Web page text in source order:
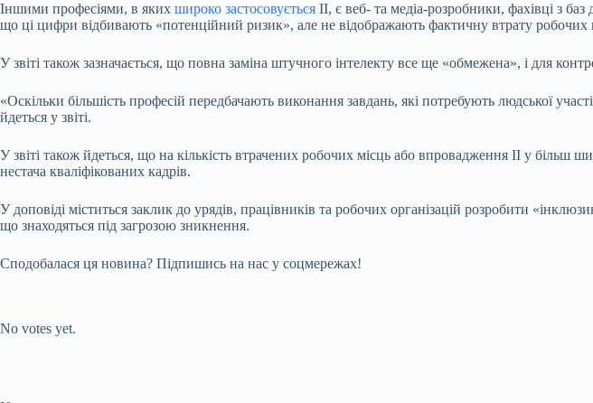
Іншими професіями, в яких широко застосовується ІІ, є веб- та медіа-розробники, фахівці з
що ці цифри відбивають «потенційний ризик», але не відображають фактичну втрату робочих
У звіті також зазначається, що повна заміна штучного інтелекту все ще «обмежена», і для
«Оскільки більшість професій передбачають виконання завдань, які потребують людської
йдеться у звіті.
У звіті також йдеться, що на кількість втрачених робочих місць або впровадження ІІ у
нестача кваліфікованих кадрів.
У доповіді міститься заклик до урядів, працівників та робочих організацій розробити
що знаходяться під загрозою зникнення.
Сподобалася ця новина? Підпишись на нас у соцмережах!
No votes yet.